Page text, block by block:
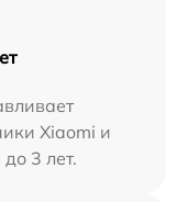
Xiaomi и
3 лет.